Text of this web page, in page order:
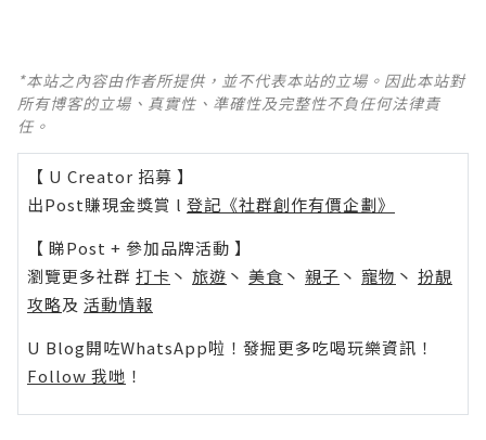
*本站之內容由作者所提供，並不代表本站的立場。因此本站對
所有博客的立場、真實性、準確性及完整性不負任何法律責
任。
【 U Creator 招募 】
出Post賺現金獎賞 l 登記《社群創作有價企劃》
【 睇Post + 參加品牌活動 】
瀏覽更多社群 打卡 丶 旅遊 丶 美食 丶 親子 丶 寵物 丶 扮靚
攻略及 活動情報
U Blog開咗WhatsApp啦！發掘更多吃喝玩樂資訊！
Follow 我哋 ！